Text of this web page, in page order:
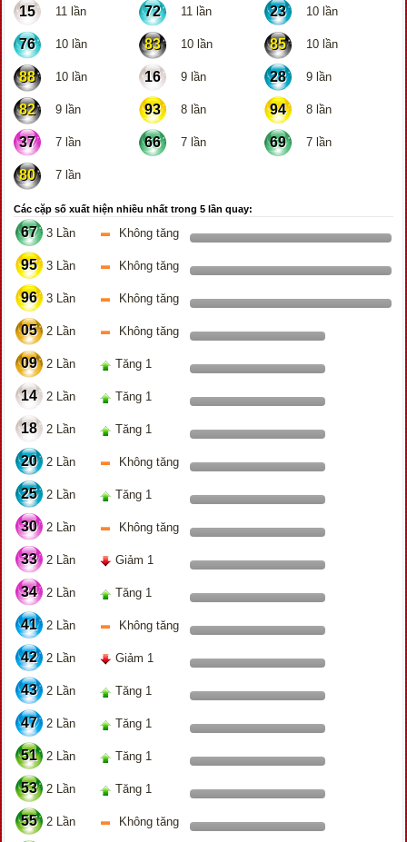
15 11 lần 72 11 lần 23 10 lần
76 10 lần 83 10 lần 85 10 lần
88 10 lần 16 9 lần 28 9 lần
82 9 lần 93 8 lần 94 8 lần
37 7 lần 66 7 lần 69 7 lần
80 7 lần
Các cặp số xuất hiện nhiều nhất trong 5 lần quay:
67 3 Lần Không tăng
95 3 Lần Không tăng
96 3 Lần Không tăng
05 2 Lần Không tăng
09 2 Lần Tăng 1
14 2 Lần Tăng 1
18 2 Lần Tăng 1
20 2 Lần Không tăng
25 2 Lần Tăng 1
30 2 Lần Không tăng
33 2 Lần Giảm 1
34 2 Lần Tăng 1
41 2 Lần Không tăng
42 2 Lần Giảm 1
43 2 Lần Tăng 1
47 2 Lần Tăng 1
51 2 Lần Tăng 1
53 2 Lần Tăng 1
55 2 Lần Không tăng